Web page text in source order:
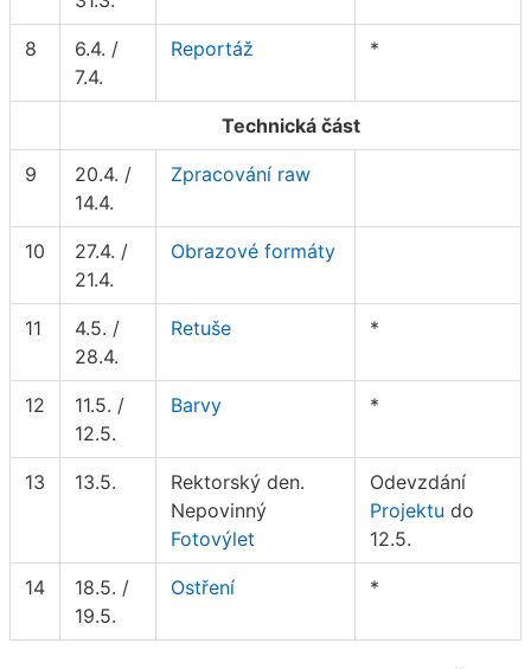
8
6.4. /
7.4.
Reportáž *
Technická část
9
20.4. /
14.4.
Zpracování raw
10
27.4. /
21.4.
Obrazové formáty
11
4.5. /
28.4.
Retuše *
12
11.5. /
12.5.
Barvy *
13 13.5.
Rektorský den.
Nepovinný
Fotovýlet
Odevzdání
Projektu do
12.5.
14
18.5. /
19.5.
Ostření *